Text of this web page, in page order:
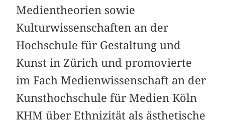
Medientheorien sowie
Kulturwissenschaften an der
Hochschule für Gestaltung und
Kunst in Zürich und promovierte
im Fach Medienwissenschaft an der
Kunsthochschule für Medien Köln
KHM über Ethnizität als ästhetische